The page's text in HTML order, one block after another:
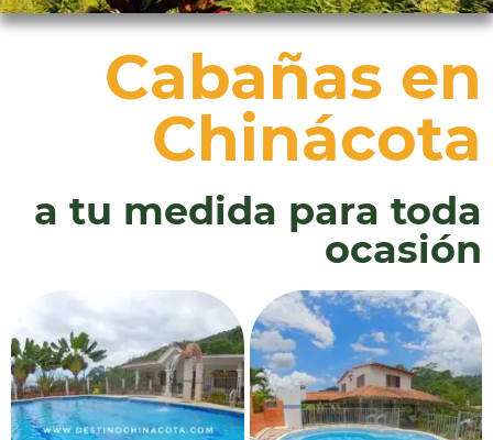
Cabañas en
Chinácota
a tu medida para toda
ocasión